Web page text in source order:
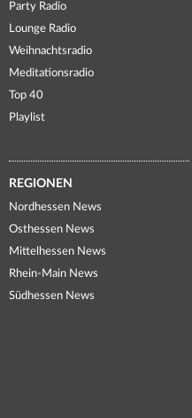
Party Radio
Lounge Radio
Weihnachtsradio
Meditationsradio
Top 40
Playlist
REGIONEN
Nordhessen News
Osthessen News
Mittelhessen News
Rhein-Main News
Südhessen News